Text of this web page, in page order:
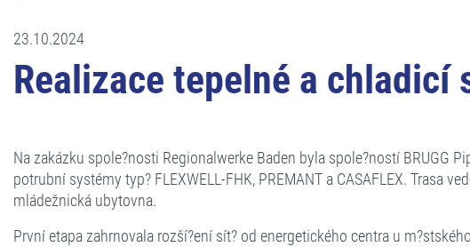
23.10.2024
Realizace tepelné a chladicí
Na zakázku spole?nosti Regionalwerke Baden byla spole?ností BRUGG
potrubní systémy typ? FLEXWELL-FHK, PREMANT a CASAFLEX. Trasa
mládežnická ubytovna.
První etapa zahrnovala rozší?ení sít? od energetického centra u